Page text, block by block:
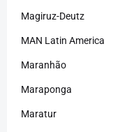
Magiruz-Deutz
MAN Latin America
Maranhão
Maraponga
Maratur